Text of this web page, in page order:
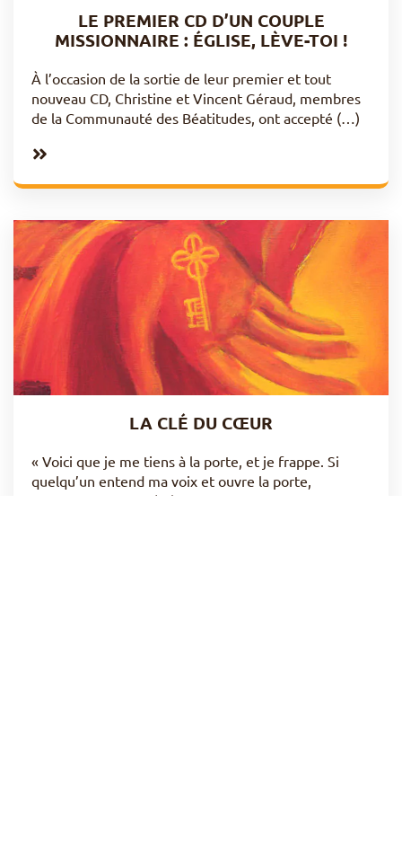
LE PREMIER CD D’UN COUPLE
MISSIONNAIRE : ÉGLISE, LÈVE-TOI !
À l’occasion de la sortie de leur premier et tout
nouveau CD, Christine et Vincent Géraud, membres
de la Communauté des Béatitudes, ont accepté (…)
LA CLÉ DU CŒUR
« Voici que je me tiens à la porte, et je frappe. Si
quelqu’un entend ma voix et ouvre la porte,
j’entrerai chez lui ; (…)